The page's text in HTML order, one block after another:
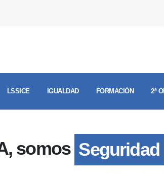
LSSICE IGUALDAD FORMACIÓN 2ª
somos Seguridad